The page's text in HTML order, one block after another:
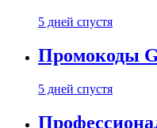
5 дней спустя
Промокоды
5 дней спустя